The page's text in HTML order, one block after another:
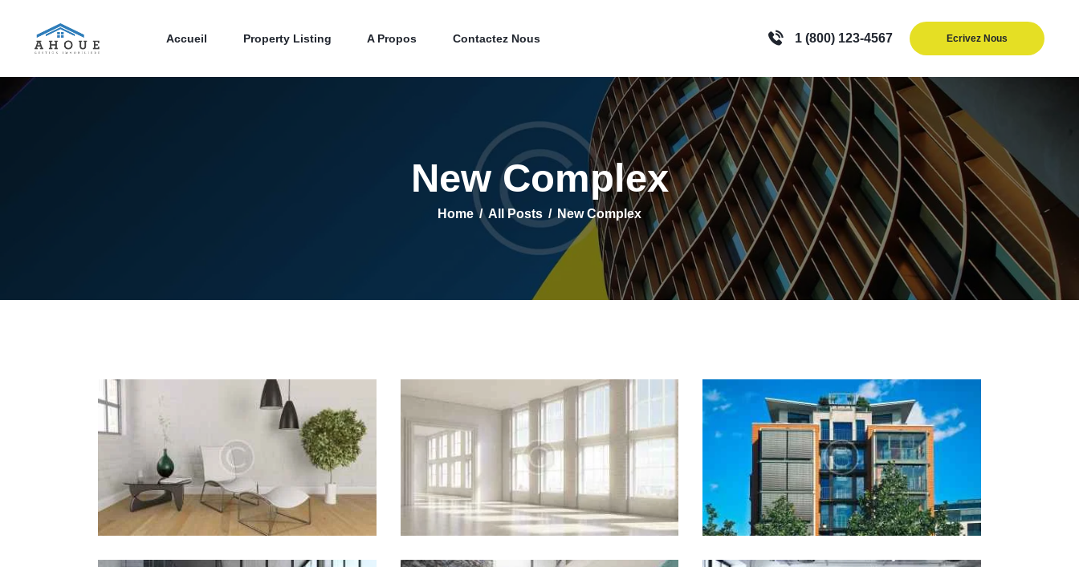
Accueil Property Listing A Propos Contactez Nous 1 (800) 123-4567 Ecrivez Nous
New Complex
Home All Posts New Complex
Property Listing
Contactez Nous